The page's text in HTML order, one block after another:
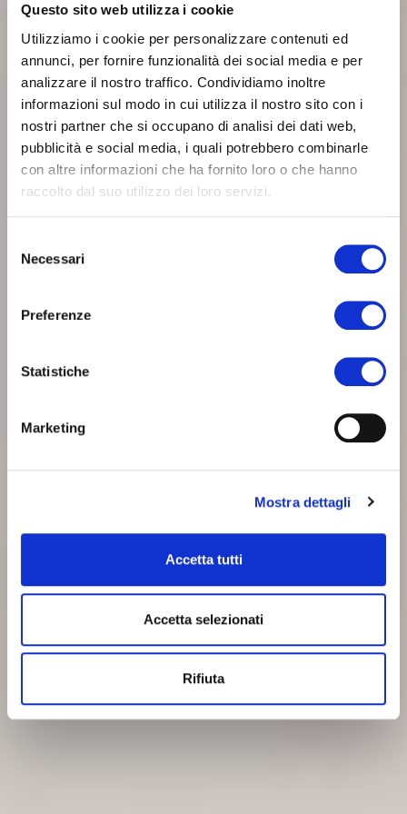
Questo sito web utilizza i cookie
Utilizziamo i cookie per personalizzare contenuti ed
annunci, per fornire funzionalità dei social media e per
analizzare il nostro traffico. Condividiamo inoltre
informazioni sul modo in cui utilizza il nostro sito con i
nostri partner che si occupano di analisi dei dati web,
pubblicità e social media, i quali potrebbero combinarle
con altre informazioni che ha fornito loro o che hanno
raccolto dal suo utilizzo dei loro servizi.
delNecessari
Preferenze
Statistiche
Marketing
Mostra dettagli
Accetta tutti
Accetta selezionati
Rifiuta